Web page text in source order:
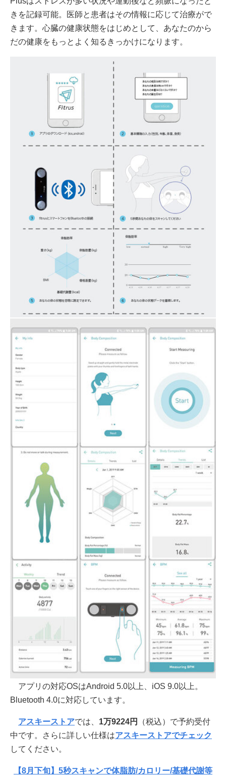
きを記録可能。医師と患者はその情報に応じて治療がで
きます。心臓の健康状態をはじめとして、あなたのから
だの健康をもっとよく知るきっかけになります。
アプリの対応OSはAndroid 5.0以上、iOS 9.0以上。
Bluetooth 4.0に対応しています。
アスキーストアでは、 1万9224円
（税込）で予約受付
中です。さらに詳しい仕様はアスキーストアでチェック
してください。
【8月下旬】5秒スキャンで体脂肪/カロリー/基礎代謝等